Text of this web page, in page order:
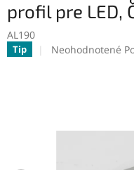
profil pre LED,
AL190
Tip
Priemerné
Neohodnotené